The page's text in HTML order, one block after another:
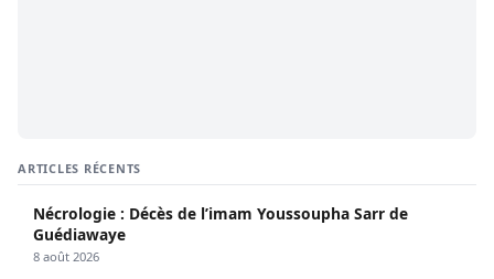
ARTICLES RÉCENTS
Nécrologie : Décès de l’imam Youssoupha Sarr de
Guédiawaye
8 août 2026